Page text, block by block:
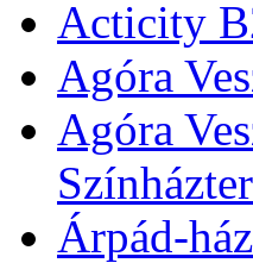
Acticity
Agóra
Agóra
Árpád-